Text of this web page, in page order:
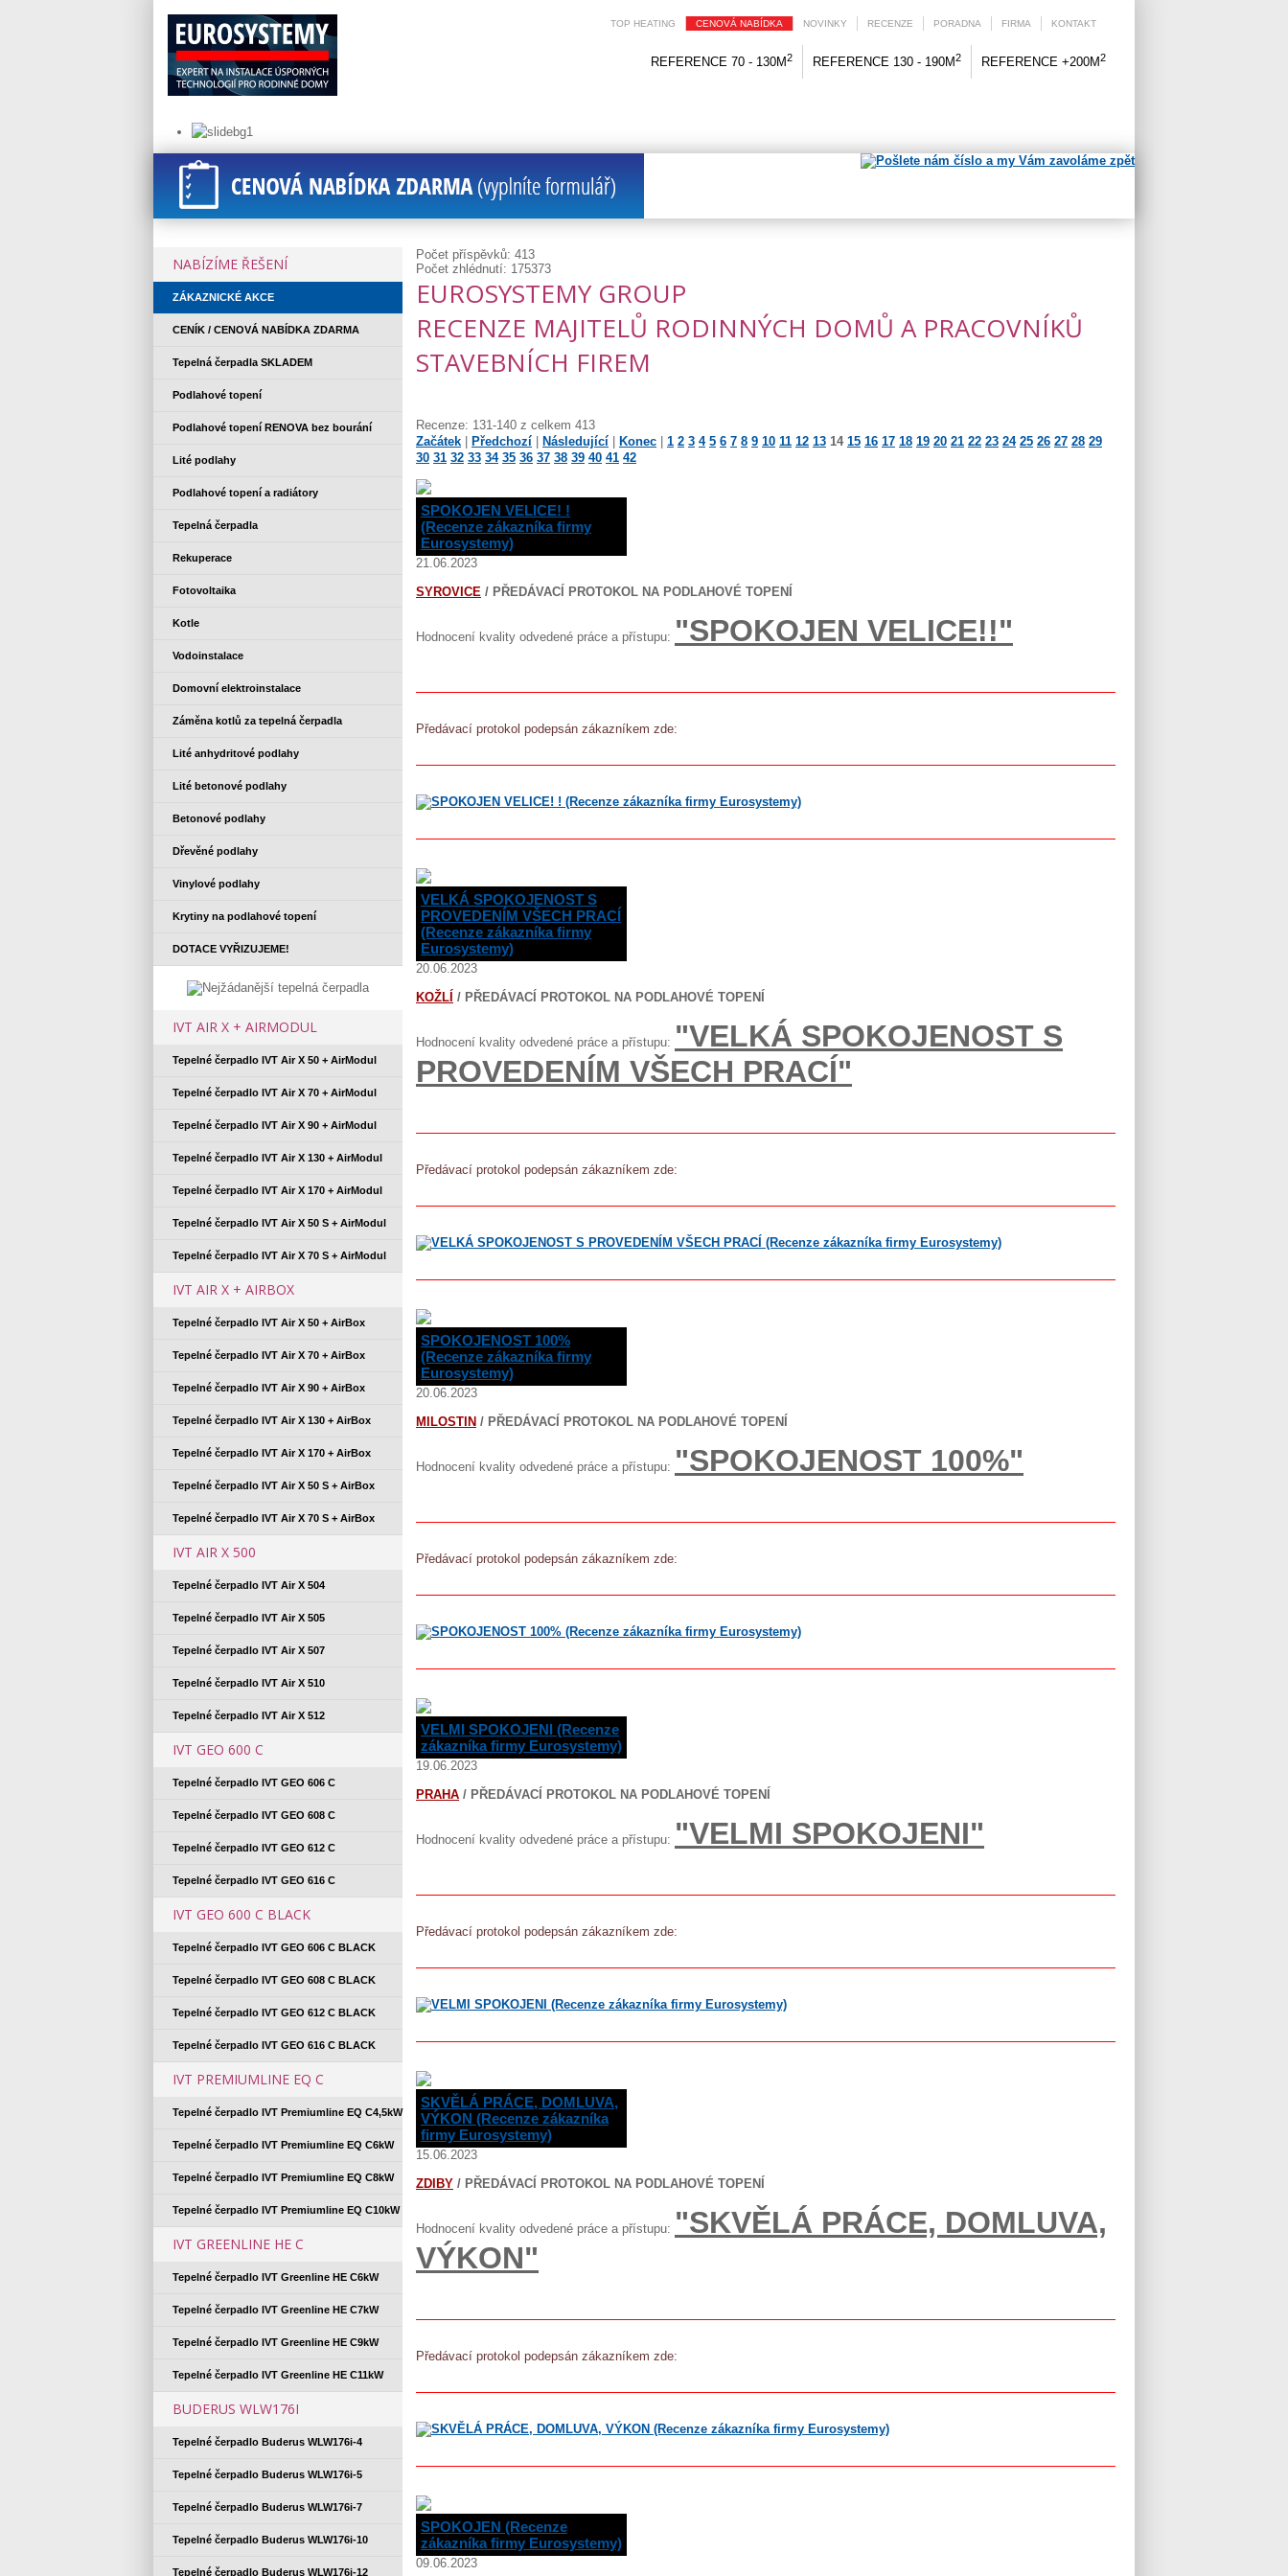
REFERENCE 70 - 130M2 REFERENCE 130 - 190M2 REFERENCE +200M2
TOP HEATING CENOVÁ NABÍDKA NOVINKY RECENZE PORADNA FIRMA KONTAKT
NABÍZÍME ŘEŠENÍ
ZÁKAZNICKÉ AKCE
CENÍK / CENOVÁ NABÍDKA ZDARMA
Tepelná čerpadla SKLADEM
Podlahové topení
Podlahové topení RENOVA bez bourání
Lité podlahy
Podlahové topení a radiátory
Tepelná čerpadla
Rekuperace
Fotovoltaika
Kotle
Vodoinstalace
Domovní elektroinstalace
Záměna kotlů za tepelná čerpadla
Lité anhydritové podlahy
Lité betonové podlahy
Betonové podlahy
Dřevěné podlahy
Vinylové podlahy
Krytiny na podlahové topení
DOTACE VYŘIZUJEME!
IVT AIR X + AIRMODUL
Tepelné čerpadlo IVT Air X 50 + AirModul
Tepelné čerpadlo IVT Air X 70 + AirModul
Tepelné čerpadlo IVT Air X 90 + AirModul
Tepelné čerpadlo IVT Air X 130 + AirModul
Tepelné čerpadlo IVT Air X 170 + AirModul
Tepelné čerpadlo IVT Air X 50 S + AirModul
Tepelné čerpadlo IVT Air X 70 S + AirModul
IVT AIR X + AIRBOX
Tepelné čerpadlo IVT Air X 50 + AirBox
Tepelné čerpadlo IVT Air X 70 + AirBox
Tepelné čerpadlo IVT Air X 90 + AirBox
Tepelné čerpadlo IVT Air X 130 + AirBox
Tepelné čerpadlo IVT Air X 170 + AirBox
Tepelné čerpadlo IVT Air X 50 S + AirBox
Tepelné čerpadlo IVT Air X 70 S + AirBox
IVT AIR X 500
Tepelné čerpadlo IVT Air X 504
Tepelné čerpadlo IVT Air X 505
Tepelné čerpadlo IVT Air X 507
Tepelné čerpadlo IVT Air X 510
Tepelné čerpadlo IVT Air X 512
IVT GEO 600 C
Tepelné čerpadlo IVT GEO 606 C
Tepelné čerpadlo IVT GEO 608 C
Tepelné čerpadlo IVT GEO 612 C
Tepelné čerpadlo IVT GEO 616 C
IVT GEO 600 C BLACK
Tepelné čerpadlo IVT GEO 606 C BLACK
Tepelné čerpadlo IVT GEO 608 C BLACK
Tepelné čerpadlo IVT GEO 612 C BLACK
Tepelné čerpadlo IVT GEO 616 C BLACK
IVT PREMIUMLINE EQ C
Tepelné čerpadlo IVT Premiumline EQ C4,5kW
Tepelné čerpadlo IVT Premiumline EQ C6kW
Tepelné čerpadlo IVT Premiumline EQ C8kW
Tepelné čerpadlo IVT Premiumline EQ C10kW
IVT GREENLINE HE C
Tepelné čerpadlo IVT Greenline HE C6kW
Tepelné čerpadlo IVT Greenline HE C7kW
Tepelné čerpadlo IVT Greenline HE C9kW
Tepelné čerpadlo IVT Greenline HE C11kW
BUDERUS WLW176I
Tepelné čerpadlo Buderus WLW176i-4
Tepelné čerpadlo Buderus WLW176i-5
Tepelné čerpadlo Buderus WLW176i-7
Tepelné čerpadlo Buderus WLW176i-10
Tepelné čerpadlo Buderus WLW176i-12
Počet příspěvků: 413
Počet zhlédnutí: 175373
EUROSYSTEMY GROUP
RECENZE MAJITELŮ RODINNÝCH DOMŮ A PRACOVNÍKŮ
STAVEBNÍCH FIREM
Recenze: 131-140 z celkem 413
Začátek
Předchozí Následující Konec 1 2 3 4 5 6 7 8 9 10 11 12 13 14 15 16 17 18 19 20 21 22 23 24 25 26 27 28 29
30 31 32 33 34 35 36 37 38 39 40 41 42
SPOKOJEN VELICE! !
(Recenze zákazníka firmy
Eurosystemy)
21.06.2023
SYROVICE / PŘEDÁVACÍ PROTOKOL NA PODLAHOVÉ TOPENÍ
Hodnocení kvality odvedené práce a přístupu: "SPOKOJEN VELICE!!"
Předávací protokol podepsán zákazníkem zde:
VELKÁ SPOKOJENOST S
PROVEDENÍM VŠECH PRACÍ
(Recenze zákazníka firmy
Eurosystemy)
20.06.2023
KOŽLÍ / PŘEDÁVACÍ PROTOKOL NA PODLAHOVÉ TOPENÍ
Hodnocení kvality odvedené práce a přístupu: "VELKÁ SPOKOJENOST S
PROVEDENÍM VŠECH PRACÍ"
Předávací protokol podepsán zákazníkem zde:
SPOKOJENOST 100%
(Recenze zákazníka firmy
Eurosystemy)
20.06.2023
MILOSTIN / PŘEDÁVACÍ PROTOKOL NA PODLAHOVÉ TOPENÍ
Hodnocení kvality odvedené práce a přístupu: "SPOKOJENOST 100%"
Předávací protokol podepsán zákazníkem zde:
VELMI SPOKOJENI (Recenze
zákazníka firmy Eurosystemy)
19.06.2023
PRAHA / PŘEDÁVACÍ PROTOKOL NA PODLAHOVÉ TOPENÍ
Hodnocení kvality odvedené práce a přístupu: "VELMI SPOKOJENI"
Předávací protokol podepsán zákazníkem zde:
SKVĚLÁ PRÁCE, DOMLUVA,
VÝKON (Recenze zákazníka
firmy Eurosystemy)
15.06.2023
ZDIBY / PŘEDÁVACÍ PROTOKOL NA PODLAHOVÉ TOPENÍ
Hodnocení kvality odvedené práce a přístupu: "SKVĚLÁ PRÁCE, DOMLUVA,
VÝKON"
Předávací protokol podepsán zákazníkem zde:
SPOKOJEN (Recenze
zákazníka firmy Eurosystemy)
09.06.2023